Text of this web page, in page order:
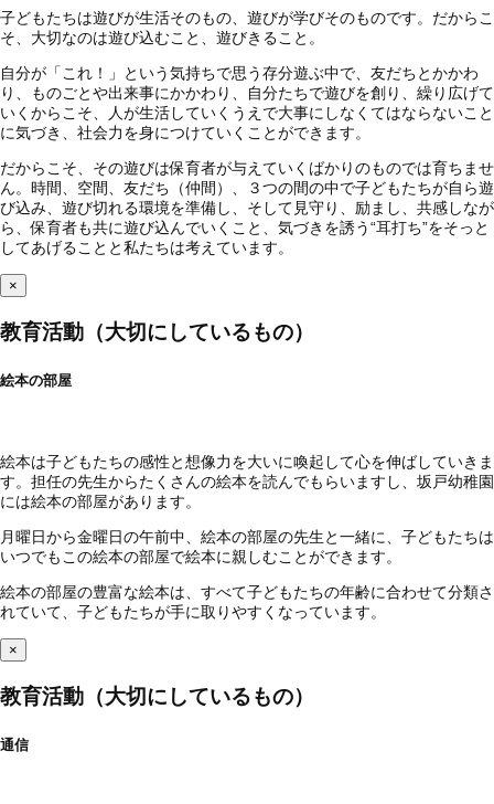
子どもたちは遊びが生活そのもの、遊びが学びそのものです。だからこ
そ、大切なのは遊び込むこと、遊びきること。
自分が「これ！」という気持ちで思う存分遊ぶ中で、友だちとかかわ
り、ものごとや出来事にかかわり、自分たちで遊びを創り、繰り広げて
いくからこそ、人が生活していくうえで大事にしなくてはならないこと
に気づき、社会力を身につけていくことができます。
だからこそ、その遊びは保育者が与えていくばかりのものでは育ちませ
ん。時間、空間、友だち（仲間）、３つの間の中で子どもたちが自ら遊
び込み、遊び切れる環境を準備し、そして見守り、励まし、共感しなが
ら、保育者も共に遊び込んでいくこと、気づきを誘う“耳打ち”をそっと
してあげることと私たちは考えています。
×
教育活動（大切にしているもの）
絵本の部屋
絵本は子どもたちの感性と想像力を大いに喚起して心を伸ばしていきま
す。担任の先生からたくさんの絵本を読んでもらいますし、坂戸幼稚園
には絵本の部屋があります。
月曜日から金曜日の午前中、絵本の部屋の先生と一緒に、子どもたちは
いつでもこの絵本の部屋で絵本に親しむことができます。
絵本の部屋の豊富な絵本は、すべて子どもたちの年齢に合わせて分類さ
れていて、子どもたちが手に取りやすくなっています。
×
教育活動（大切にしているもの）
通信